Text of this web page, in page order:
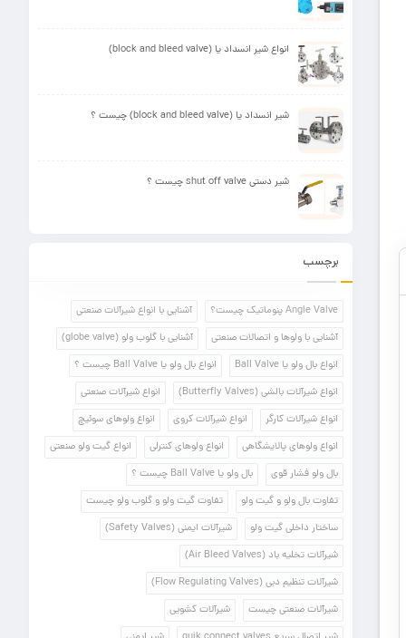
انواع شیر انسداد یا (block and bleed valve)
شیر انسداد یا (block and bleed valve) چیست ؟
شیر دستی shut off valve چیست ؟
برچسب
Angle Valve پنوماتیک چیست؟
آشنایی با انواع شیرآلات صنعتی
آشنایی با ولوها و اتصالات صنعتی
آشنایی با گلوب ولو (globe valve)
انواع بال ولو یا Ball Valve
انواع بال ولو یا Ball Valve چیست ؟
انواع شیرآلات بالشی (Butterfly Valves)
انواع شیرآلات صنعتی
انواع شیرآلات کارگر
انواع شیرآلات کروی
انواع ولوهای سوئیچ
انواع ولوهای پالایشگاهی
انواع ولوهای کنترلی
انواع گیت ولو صنعتی
بال ولو فشار قوی
بال ولو یا Ball Valve چیست ؟
تفاوت بال ولو و گیت ولو
تفاوت گیت ولو و گلوب ولو چیست
ساختار داخلی گیت ولو
شیرآلات ایمنی (Safety Valves)
شیرآلات تخلیه باد (Air Bleed Valves)
شیرآلات تنظیم دبی (Flow Regulating Valves)
شیرآلات صنعتی چیست
شیرآلات کشویی